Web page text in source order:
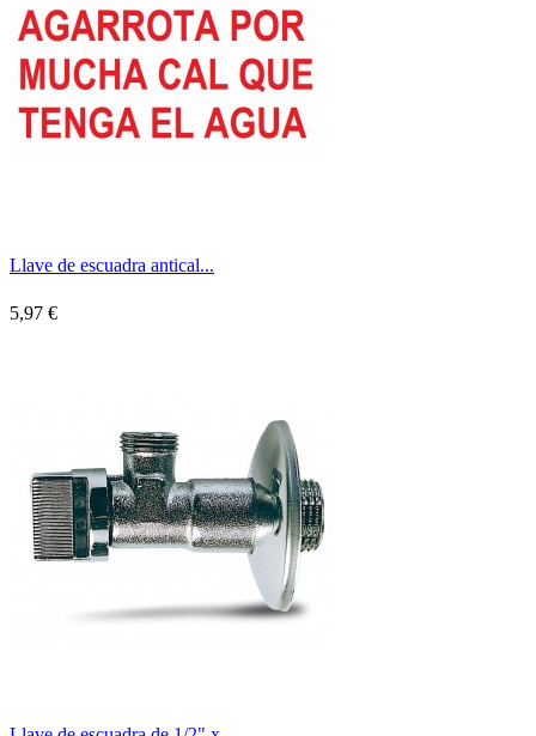
Llave de escuadra antical...
5,97 €